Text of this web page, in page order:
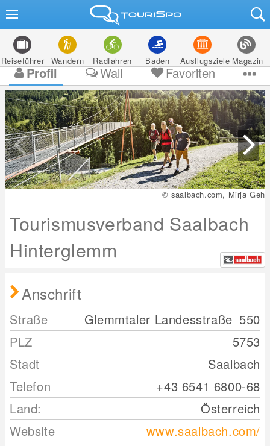
Reiseführer Wandern Radfahren Baden Ausflugsziele Magazin
Profil Wall Favoriten
© saalbach.com, Mirja Geh
Tourismusverband Saalbach
Hinterglemm
Anschrift
Straße Glemmtaler Landesstraße 550
PLZ
5753
Stadt
Saalbach
Telefon
+43 6541 6800-68
Land:
Österreich
Website
www.saalbach.com/